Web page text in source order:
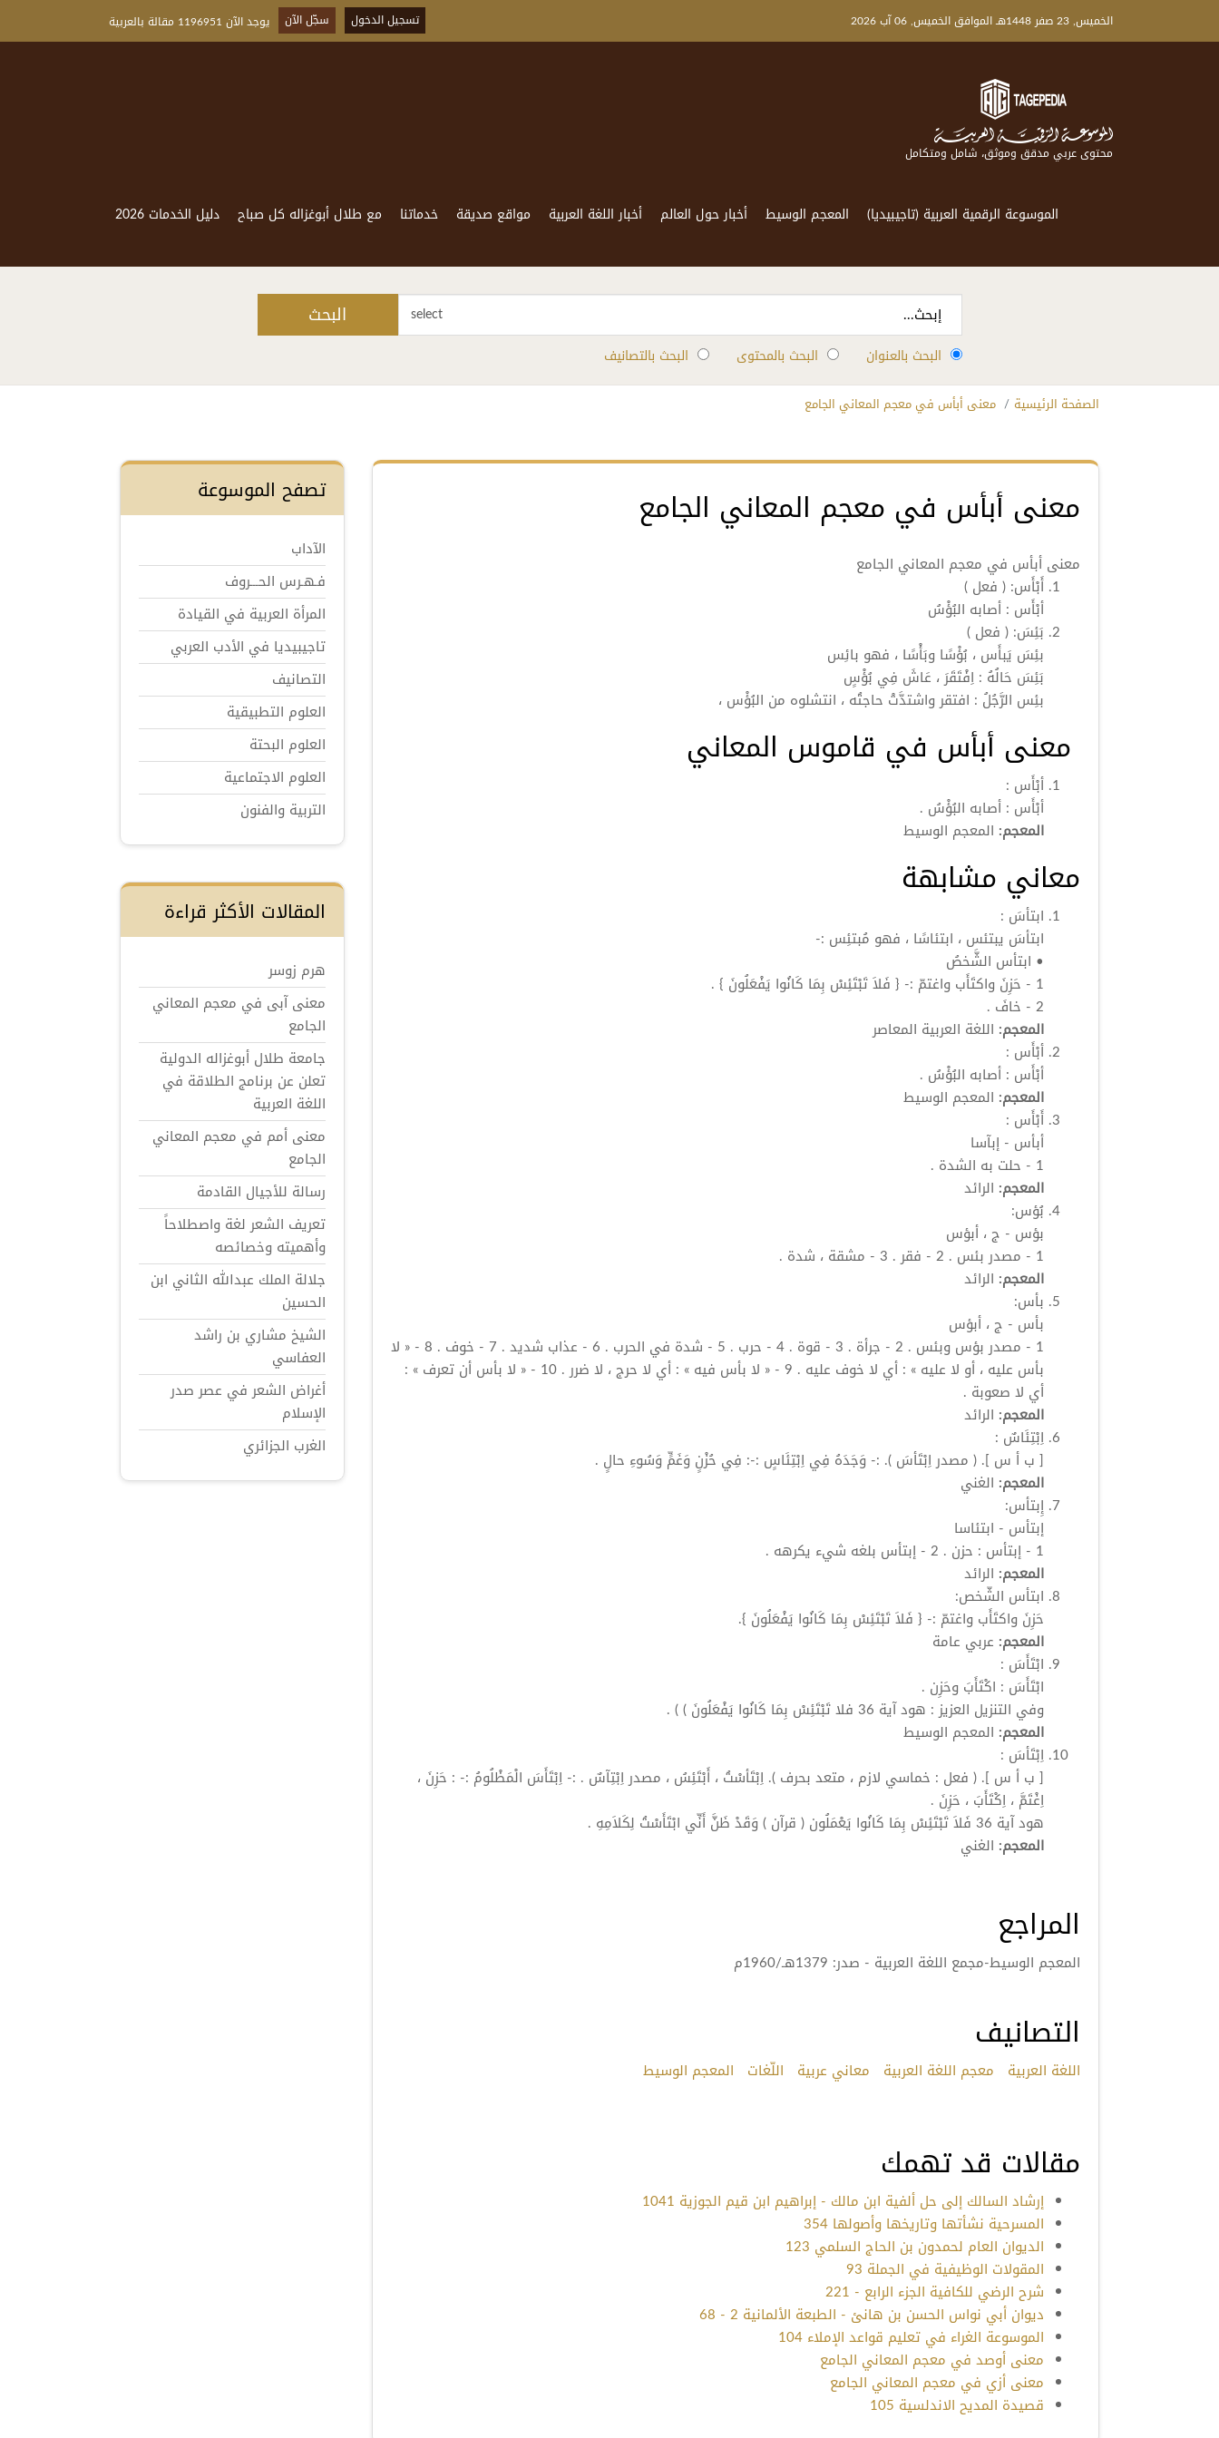
الخميس, 23 صفر 1448هـ الموافق الخميس, 06 آب 2026 تسجيل الدخول سجّل الآن يوجد الآن 1196951 مقالة بالعربية
محتوى عربي مدقق وموثق، شامل ومتكامل
الموسوعة الرقمية العربية (تاجيبيديا) المعجم الوسيط أخبار حول العالم أخبار اللغة العربية مواقع صديقة خدماتنا مع طلال أبوغزاله كل صباح دليل الخدمات 2026
select البحث
البحث بالعنوان البحث بالمحتوى البحث بالتصانيف
الصفحة الرئيسية معنى أبأس في معجم المعاني الجامع
معنى أبأس في معجم المعاني الجامع
معنى أبأس في معجم المعاني الجامع
أَبْأَس: ( فعل )
أبْأَس : أصابه البُؤْسُ
بَئِسَ: ( فعل )
بئِسَ يَبأَس ، بُؤْسًا وبَأْسًا ، فهو بائِس
بَئِسَ حَالُهُ : اِفْتَقَرَ ، عَاشَ فِي بُؤْسٍ
بئِس الرَّجُلُ : افتقر واشتدَّتْ حاجتُه ، انتشلوه من البُؤْس ،
معنى أبأس في قاموس المعاني
أبْأَس :
أبْأَس : أصابه البُؤْسُ .
المعجم: المعجم الوسيط
معاني مشابهة
ابتأسَ :
ابتأسَ يبتئس ، ابتئاسًا ، فهو مُبتئِس :-
• ابتأس الشَّخصُ
1 - حَزِنَ واكتَأَب واغتمّ :- { فَلاَ تَبْتَئِسْ بِمَا كَانُوا يَفْعَلُونَ } .
2 - خافَ .
المعجم: اللغة العربية المعاصر
أبْأَس :
أبْأَس : أصابه البُؤْسُ .
المعجم: المعجم الوسيط
أَبْأَس :
أبأس - إبآسا
1 - حلت به الشدة .
المعجم: الرائد
بُؤس:
بؤس - ج ، أبؤس
1 - مصدر بئس . 2 - فقر . 3 - مشقة ، شدة .
المعجم: الرائد
بأس:
بأس - ج ، أبؤس
1 - مصدر بؤس وبئس . 2 - جرأة . 3 - قوة . 4 - حرب . 5 - شدة في الحرب . 6 - عذاب شديد . 7 - خوف . 8 - « لا
بأس عليه ، أو لا عليه » : أي لا خوف عليه . 9 - « لا بأس فيه » : أي لا حرج ، لا ضرر . 10 - « لا بأس أن تعرف » :
أي لا صعوبة .
المعجم: الرائد
اِبْتِئَاسٌ :
[ ب أ س ]. ( مصدراِبْتَأسَ ). :- وَجَدَهُ فِي اِبْتِئَاسٍ :-: فِي حُزْنٍ وَغَمٍّ وَسُوءِ حالٍ .
المعجم: الغني
إِبتأس:
إبتأس - ابتئاسا
1 - إبتأس : حزن . 2 - إبتأس بلغه شيء يكرهه .
المعجم: الرائد
ابتأس الشّخص:
حَزِنَ واكتَأَب واغتمّ :- { فَلاَ تَبْتَئِسْ بِمَا كَانُوا يَفْعَلُونَ }.
المعجم: عربي عامة
ابْتَأَسَ :
ابْتَأَسَ : اكْتَأَبَ وحَزِن .
وفي التنزيل العزيز : هود آية 36 فلا تَبْتَئِسْ بِمَا كَانُوا يَفْعَلُونَ ) ) .
المعجم: المعجم الوسيط
اِبْتَأسَ :
[ ب أ س ]. ( فعل : خماسي لازم ، متعد بحرف ). اِبْتَأسْتُ ، أَبْتَئِسُ ، مصدر اِبْتِآسٌ . :- اِبْتَأَسَ الْمَظْلُومُ :- : حَزِنَ ،
اِغْتَمَّ ، اِكْتَأَبَ ، حَزِنَ .
هود آية 36 فَلاَ تَبْتَئِسْ بِمَا كَانُوا يَعْمَلُون ( قرآن ) وَقَدْ ظَنَّ أَنِّي ابْتَأَسْتُ لِكَلاَمِهِ .
المعجم: الغني
المراجع
المعجم الوسيط-مجمع اللغة العربية - صدر: 1379هـ/1960م
التصانيف
اللغة العربية معجم اللغة العربية معاني عربية اللّغات المعجم الوسيط
مقالات قد تهمك
إرشاد السالك إلى حل ألفية ابن مالك - إبراهيم ابن قيم الجوزية 1041
المسرحية نشأتها وتاريخها وأصولها 354
الديوان العام لحمدون بن الحاج السلمي 123
المقولات الوظيفية في الجملة 93
شرح الرضي للكافية الجزء الرابع - 221
ديوان أبي نواس الحسن بن هانئ - الطبعة الألمانية 2 - 68
الموسوعة الغراء في تعليم قواعد الإملاء 104
معنى أوصد في معجم المعاني الجامع
معنى أزي في معجم المعاني الجامع
قصيدة المديح الاندلسية 105
تصفح الموسوعة
الآداب
فـهـرس الحـــروف
المرأة العربية في القيادة
تاجيبيديا في الأدب العربي
التصانيف
العلوم التطبيقية
العلوم البحتة
العلوم الاجتماعية
التربية والفنون
المقالات الأكثر قراءة
هرم زوسر
معنى آبى في معجم المعاني
الجامع
جامعة طلال أبوغزاله الدولية
تعلن عن برنامج الطلاقة في
اللغة العربية
معنى أمم في معجم المعاني
الجامع
رسالة للأجيال القادمة
تعريف الشعر لغة واصطلاحاً
وأهميته وخصائصه
جلالة الملك عبدالله الثاني ابن
الحسين
الشيخ مشاري بن راشد
العفاسي
أغراض الشعر في عصر صدر
الإسلام
الغرب الجزائري